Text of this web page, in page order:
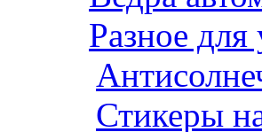
Разное
Стикеры